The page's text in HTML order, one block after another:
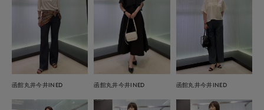
函館丸井今井INED 函館丸井今井INED 函館丸井今井INED